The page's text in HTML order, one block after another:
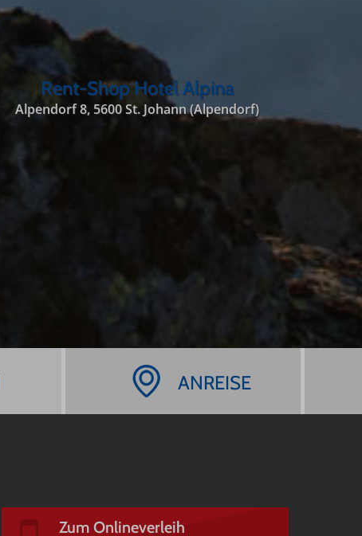
Rent-Shop Hotel Alpina
Alpendorf 8, 5600 St. Johann (Alpendorf)
ANREISE
Zum Onlineverleih